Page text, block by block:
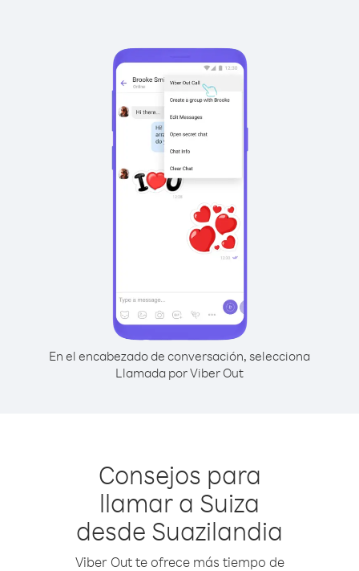
En el encabezado de conversación, selecciona
Llamada por Viber Out
Consejos para
llamar a Suiza
desde Suazilandia
Viber Out te ofrece más tiempo de